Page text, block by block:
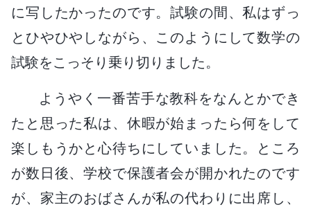
に写したかったのです。試験の間、私はずっ
とひやひやしながら、このようにして数学の
試験をこっそり乗り切りました。
ようやく一番苦手な教科をなんとかでき
たと思った私は、休暇が始まったら何をして
楽しもうかと心待ちにしていました。ところ
が数日後、学校で保護者会が開かれたのです
が、家主のおばさんが私の代わりに出席し、